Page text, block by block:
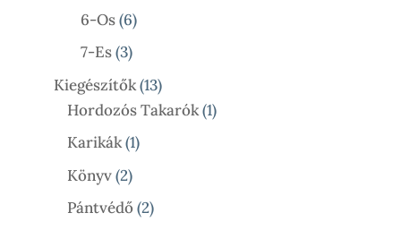
Termék
6-Os 66
Termék
7-Es 33
Termék
Kiegészítők 1313
Termék
Hordozós Takarók 11
Karikák 11
Könyv 22
Termék
Pántvédő 22